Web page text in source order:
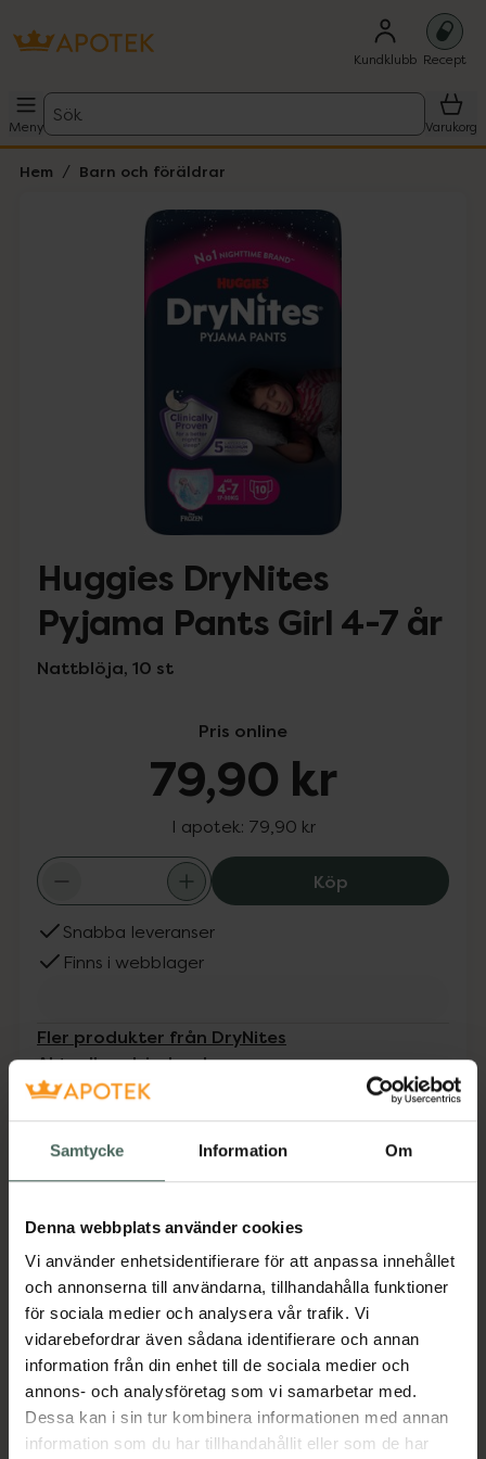
Samtycke Information Om
Denna webbplats använder cookies
Vi använder enhetsidentifierare för att anpassa innehållet
och annonserna till användarna, tillhandahålla funktioner
för sociala medier och analysera vår trafik. Vi
vidarebefordrar även sådana identifierare och annan
information från din enhet till de sociala medier och
annons- och analysföretag som vi samarbetar med.
Dessa kan i sin tur kombinera informationen med annan
information som du har tillhandahållit eller som de har
Kundklubb Recept
Meny
Sök
Varukorg
Hem Barn och föräldrar
Lista: . Innehåller 1 objekt.
Hoppa över Lista
Huggies DryNites
Pyjama Pants Girl 4-7 år
Nattblöja, 10 st
Pris online
79,90 kr
I apotek: 79,90 kr
KöpHuggies
Snabba leveranser
Finns i webblager
Fler produkter från DryNites
Aktuella erbjudanden
Beskrivning Dölj
vara högabsorberande, diskret och med en
god passform till äldre barn.
Jämförpris 7,99 kr/st
EAN:05029053527581
Kategorier:
Barn och föräldrar